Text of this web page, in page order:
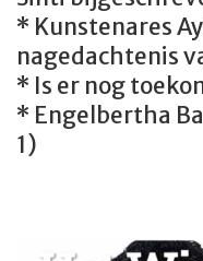
* Kunstenares
nagedachtenis
* Is er nog
* Engelbertha
1)